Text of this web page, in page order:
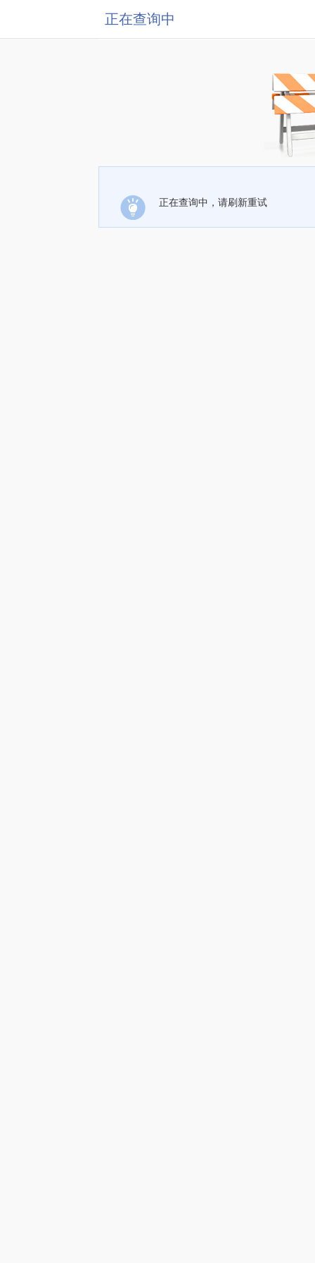
正在查询中
正在查询中，请刷新重试